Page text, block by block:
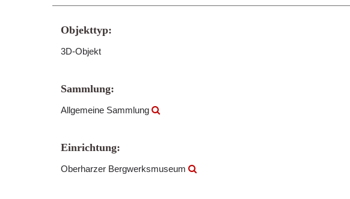
Objekttyp:
3D-Objekt
Sammlung:
Allgemeine Sammlung
Einrichtung:
Oberharzer Bergwerksmuseum